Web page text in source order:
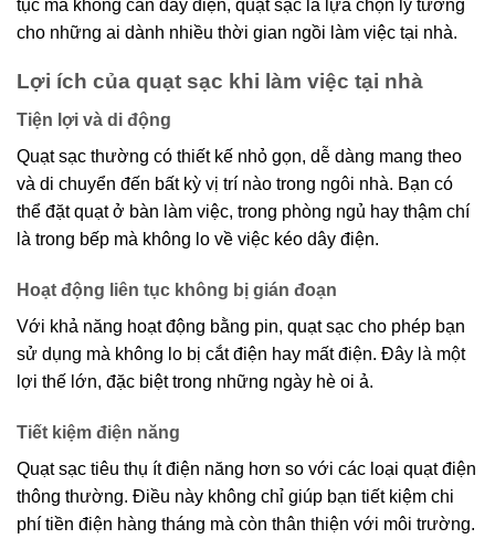
tục mà không cần dây điện, quạt sạc là lựa chọn lý tưởng
cho những ai dành nhiều thời gian ngồi làm việc tại nhà.
Lợi ích của quạt sạc khi làm việc tại nhà
Tiện lợi và di động
Quạt sạc thường có thiết kế nhỏ gọn, dễ dàng mang theo
và di chuyển đến bất kỳ vị trí nào trong ngôi nhà. Bạn có
thể đặt quạt ở bàn làm việc, trong phòng ngủ hay thậm chí
là trong bếp mà không lo về việc kéo dây điện.
Hoạt động liên tục không bị gián đoạn
Với khả năng hoạt động bằng pin, quạt sạc cho phép bạn
sử dụng mà không lo bị cắt điện hay mất điện. Đây là một
lợi thế lớn, đặc biệt trong những ngày hè oi ả.
Tiết kiệm điện năng
Quạt sạc tiêu thụ ít điện năng hơn so với các loại quạt điện
thông thường. Điều này không chỉ giúp bạn tiết kiệm chi
phí tiền điện hàng tháng mà còn thân thiện với môi trường.